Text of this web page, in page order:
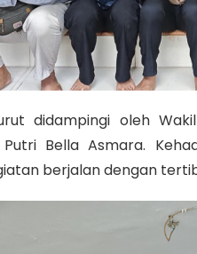
didampingi oleh
Putri Bella Asmara.
berjalan dengan